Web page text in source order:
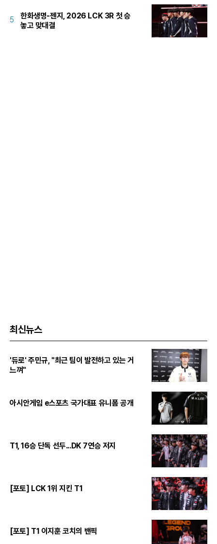
5
한화생명-젠지, 2026 LCK 3R 첫 승
놓고 맞대결
최신뉴스
'듀로' 주민규, "최근 팀이 발전하고 있는 거
느껴"
아시안게임 e스포츠 국가대표 유니폼 공개
T1, 16승 단독 선두...DK 7연승 저지
[포토] LCK 1위 지킨 T1
[포토] T1 이지훈 코치의 밴픽